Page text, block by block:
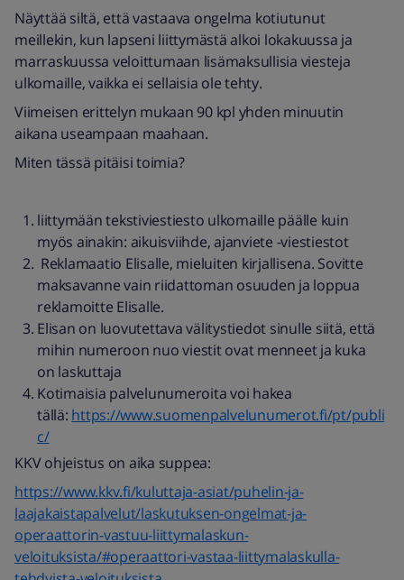
Näyttää siltä, että vastaava ongelma kotiutunut
meillekin, kun lapseni liittymästä alkoi lokakuussa ja
marraskuussa veloittumaan lisämaksullisia viesteja
ulkomaille, vaikka ei sellaisia ole tehty.
Viimeisen erittelyn mukaan 90 kpl yhden minuutin
aikana useampaan maahaan.
Miten tässä pitäisi toimia?
liittymään tekstiviestiesto ulkomaille päälle kuin
myös ainakin: aikuisviihde, ajanviete -viestiestot
Reklamaatio Elisalle, mieluiten kirjallisena. Sovitte
maksavanne vain riidattoman osuuden ja loppua
reklamoitte Elisalle.
Elisan on luovutettava välitystiedot sinulle siitä, että
mihin numeroon nuo viestit ovat menneet ja kuka
on laskuttaja
Kotimaisia palvelunumeroita voi hakea
tällä: https://www.suomenpalvelunumerot.fi/pt/publi
c/
KKV ohjeistus on aika suppea:
https://www.kkv.fi/kuluttaja-asiat/puhelin-ja-
laajakaistapalvelut/laskutuksen-ongelmat-ja-
operaattorin-vastuu-liittymalaskun-
veloituksista/#operaattori-vastaa-liittymalaskulla-